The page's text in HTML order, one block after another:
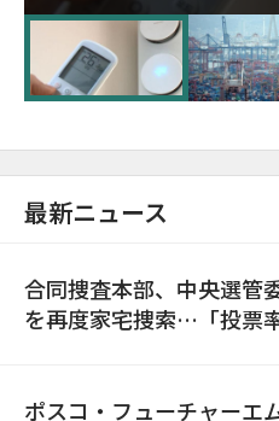
に需給対応体制を点検
最新ニュース
合同捜査本部、中央選管
を再度家宅捜索…「投票
ポスコ・フューチャーエ